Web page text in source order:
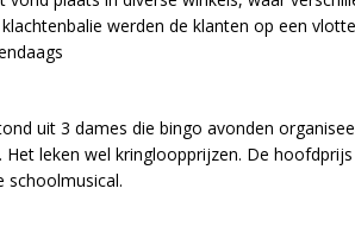
werden de klanten op een
uit 3 dames die bingo avonden
leken wel kringloopprijzen. De
schoolmusical.